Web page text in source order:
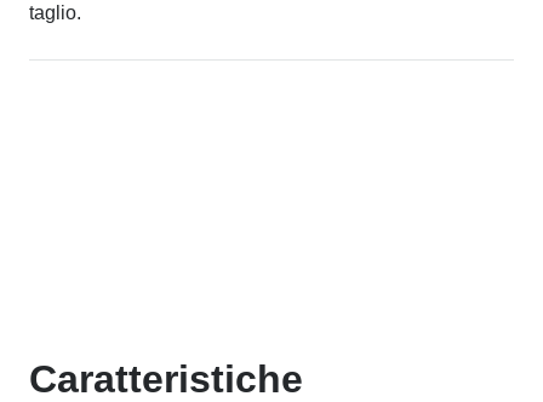
taglio.
Caratteristiche